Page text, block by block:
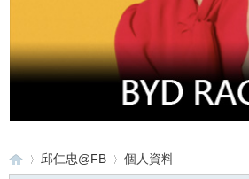
邱仁忠@FB 個人資料